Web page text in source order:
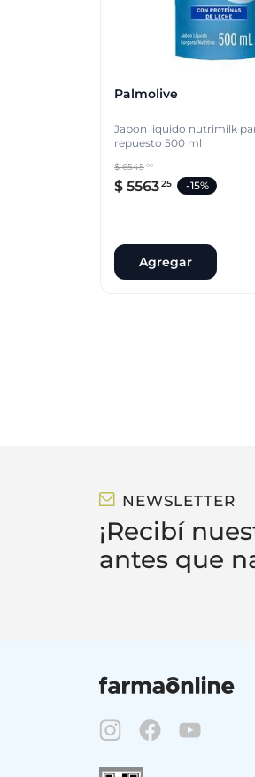
Palmolive
Jabon liquido nutrimilk
repuesto 500 ml
$ 6545 00
$ 556325 -15%
Agregar
NEWSLETTER
¡Recibí
antes que